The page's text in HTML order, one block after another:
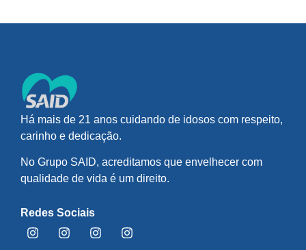
Há mais de 21 anos cuidando de idosos com respeito,
carinho e dedicação.
No Grupo SAID, acreditamos que envelhecer com
qualidade de vida é um direito.
Redes Sociais